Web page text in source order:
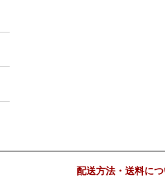
配送方法・送料に